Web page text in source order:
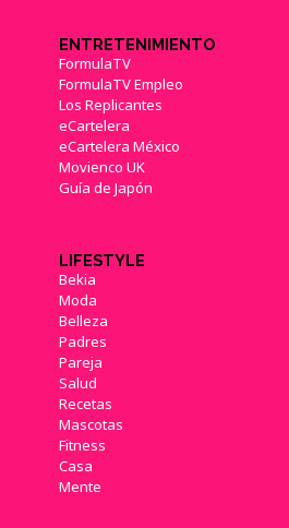
ENTRETENIMIENTO
FormulaTV
FormulaTV Empleo
Los Replicantes
eCartelera
eCartelera México
Movienco UK
Guía de Japón
LIFESTYLE
Bekia
Moda
Belleza
Padres
Pareja
Salud
Recetas
Mascotas
Fitness
Casa
Mente